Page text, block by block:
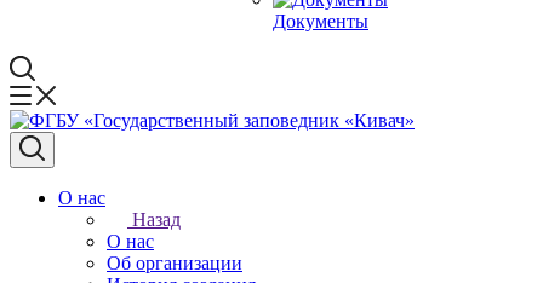
Документы
О нас
Назад
О нас
Об организации